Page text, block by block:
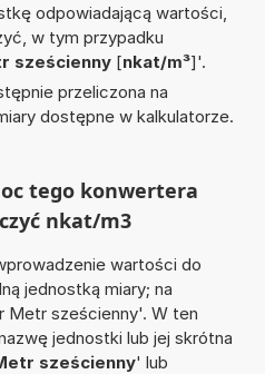
odpowiadającą wartości,
w tym przypadku
sześcienny[nkat/m³]'.
przeliczona na
dostępne w kalkulatorze.
tego konwertera
nkat/m3
wartości do
jednostką miary; na
Metr sześcienny'. W ten
jednostki lub jej skrótna
sześcienny' lub